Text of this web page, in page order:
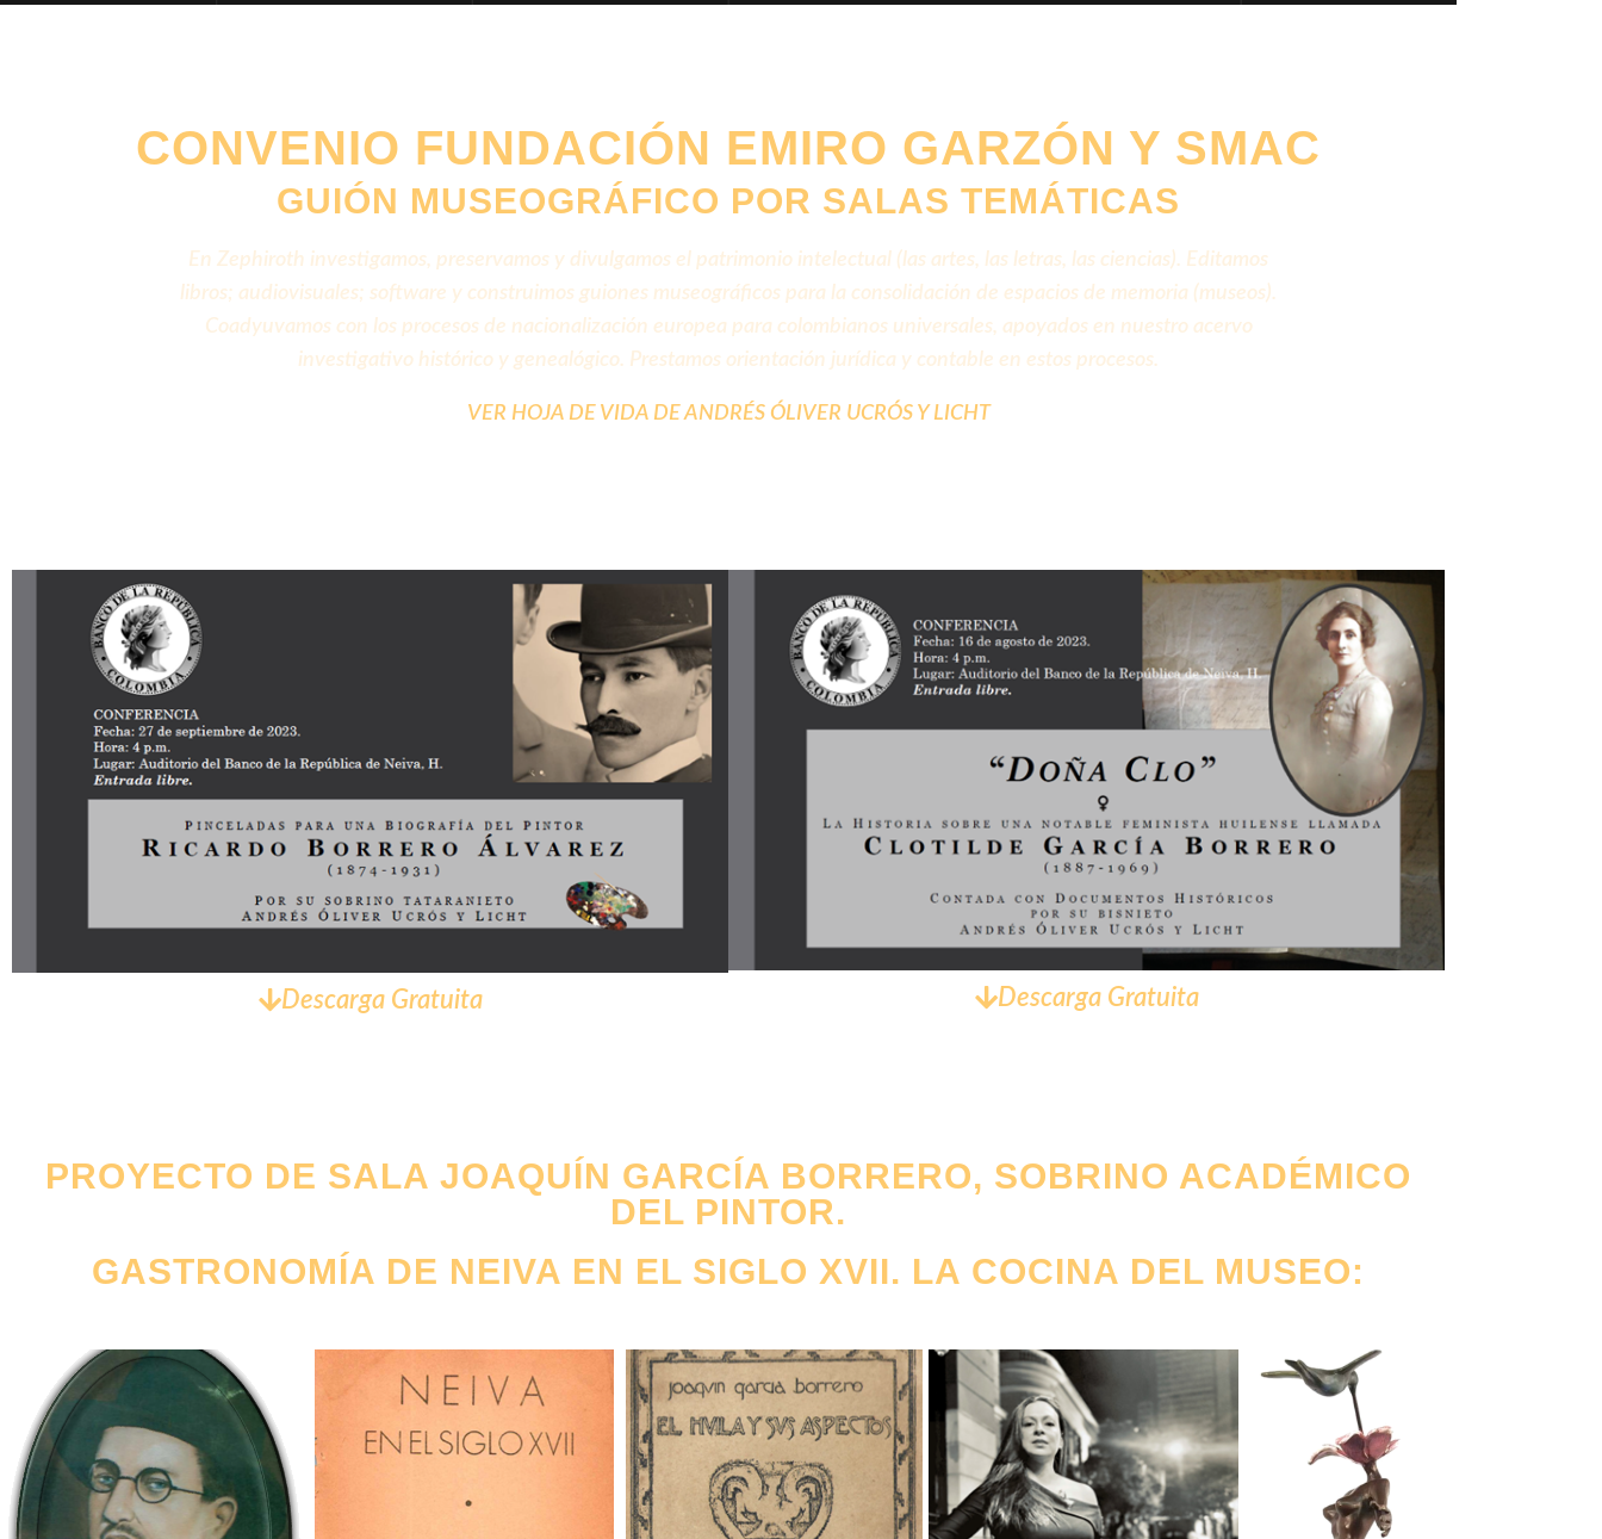
CONVENIO FUNDACIÓN EMIRO GARZÓN Y SMAC
GUIÓN MUSEOGRÁFICO POR SALAS TEMÁTICAS
En Zephiroth investigamos, preservamos y divulgamos el patrimonio intelectual (las artes, las letras, las ciencias). Editamos
libros; audiovisuales; software y construimos guiones museográficos para la consolidación de espacios de memoria (museos).
Coadyuvamos con los procesos de nacionalización europea para colombianos universales, apoyados en nuestro acervo
investigativo histórico y genealógico. Prestamos orientación jurídica y contable en estos procesos.
VER HOJA DE VIDA DE ANDRÉS ÓLIVER UCRÓS Y LICHT
Descarga Gratuita Descarga Gratuita
PROYECTO DE SALA JOAQUÍN GARCÍA BORRERO, SOBRINO ACADÉMICO
DEL PINTOR.
GASTRONOMÍA DE NEIVA EN EL SIGLO XVII. LA COCINA DEL MUSEO: